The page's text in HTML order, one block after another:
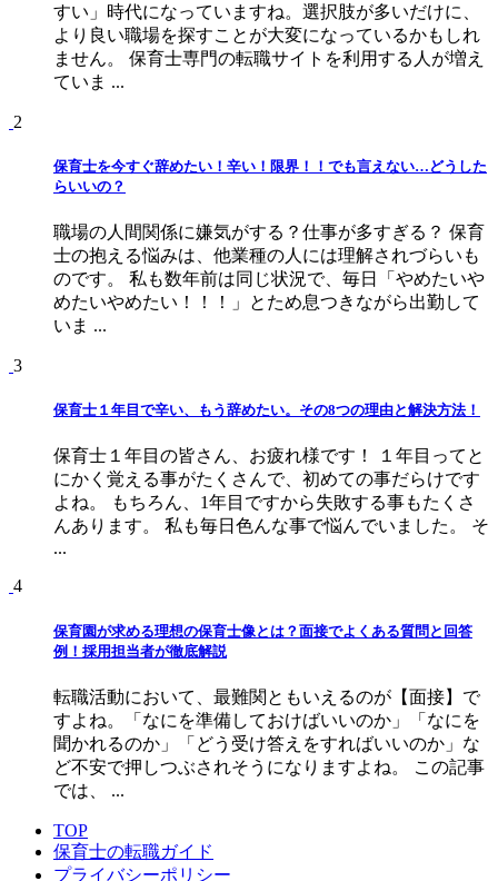
すい」時代になっていますね。選択肢が多いだけに、
より良い職場を探すことが大変になっているかもしれ
ません。 保育士専門の転職サイトを利用する人が増え
ていま ...
2
保育士を今すぐ辞めたい！辛い！限界！！でも言えない…どうした
らいいの？
職場の人間関係に嫌気がする？仕事が多すぎる？ 保育
士の抱える悩みは、他業種の人には理解されづらいも
のです。 私も数年前は同じ状況で、毎日「やめたいや
めたいやめたい！！！」とため息つきながら出勤して
いま ...
3
保育士１年目で辛い、もう辞めたい。その8つの理由と解決方法！
保育士１年目の皆さん、お疲れ様です！ １年目ってと
にかく覚える事がたくさんで、初めての事だらけです
よね。 もちろん、1年目ですから失敗する事もたくさ
んあります。 私も毎日色んな事で悩んでいました。 そ
...
4
保育園が求める理想の保育士像とは？面接でよくある質問と回答
例！採用担当者が徹底解説
転職活動において、最難関ともいえるのが【面接】で
すよね。「なにを準備しておけばいいのか」「なにを
聞かれるのか」「どう受け答えをすればいいのか」な
ど不安で押しつぶされそうになりますよね。 この記事
では、 ...
TOP
保育士の転職ガイド
プライバシーポリシー